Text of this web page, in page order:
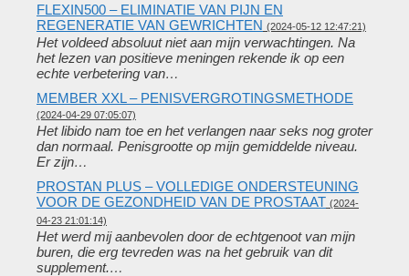
FLEXIN500 – ELIMINATIE VAN PIJN EN
REGENERATIE VAN GEWRICHTEN (2024-05-12 12:47:21)
Het voldeed absoluut niet aan mijn verwachtingen. Na
het lezen van positieve meningen rekende ik op een
echte verbetering van…
MEMBER XXL – PENISVERGROTINGSMETHODE
(2024-04-29 07:05:07)
Het libido nam toe en het verlangen naar seks nog groter
dan normaal. Penisgrootte op mijn gemiddelde niveau.
Er zijn…
PROSTAN PLUS – VOLLEDIGE ONDERSTEUNING
VOOR DE GEZONDHEID VAN DE PROSTAAT (2024-
04-23 21:01:14)
Het werd mij aanbevolen door de echtgenoot van mijn
buren, die erg tevreden was na het gebruik van dit
supplement.…